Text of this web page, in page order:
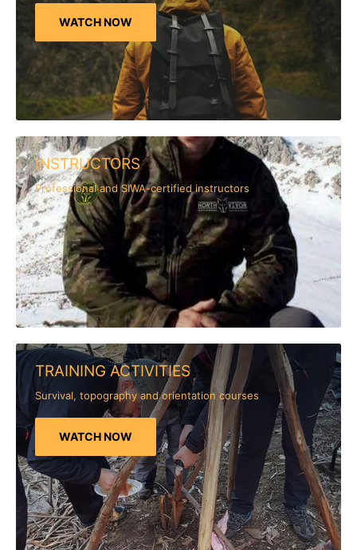
WATCH NOW
INSTRUCTORS
Professional and SIWA-certified instructors
TRAINING ACTIVITIES
Survival, topography and orientation courses
WATCH NOW